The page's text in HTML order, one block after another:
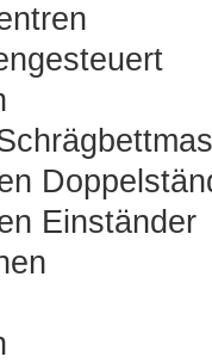
Einständer